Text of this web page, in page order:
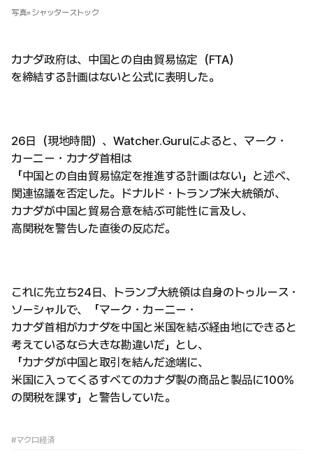
写真=シャッターストック
カナダ政府は、中国との自由貿易協定（FTA）
を締結する計画はないと公式に表明した。
26日（現地時間）、Watcher.Guruによると、マーク・
カーニー・カナダ首相は
「中国との自由貿易協定を推進する計画はない」と述べ、
関連協議を否定した。ドナルド・トランプ米大統領が、
カナダが中国と貿易合意を結ぶ可能性に言及し、
高関税を警告した直後の反応だ。
これに先立ち24日、トランプ大統領は自身のトゥルース・
ソーシャルで、「マーク・カーニー・
カナダ首相がカナダを中国と米国を結ぶ経由地にできると
考えているなら大きな勘違いだ」とし、
「カナダが中国と取引を結んだ途端に、
米国に入ってくるすべてのカナダ製の商品と製品に100%
の関税を課す」と警告していた。
#マクロ経済